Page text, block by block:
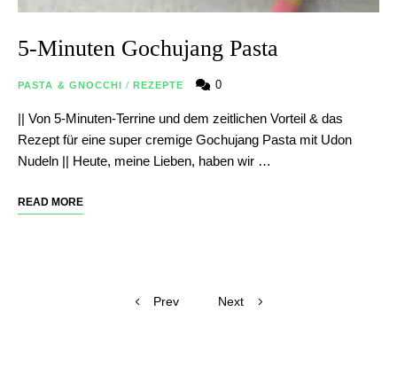
5-Minuten Gochujang Pasta
PASTA & GNOCCHI / REZEPTE 0
|| Von 5-Minuten-Terrine und dem zeitlichen Vorteil & das
Rezept für eine super cremige Gochujang Pasta mit Udon
Nudeln || Heute, meine Lieben, haben wir …
READ MORE
Prev Next